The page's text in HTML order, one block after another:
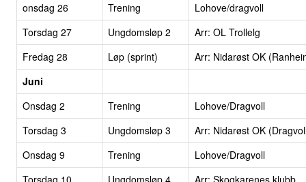
onsdag 26
Trening
Lohove/dragvoll
Torsdag 27
Ungdomsløp 2
Arr: OL Trollelg
Fredag 28
Løp (sprint)
Arr: Nidarøst OK
Juni
Onsdag 2
Trening
Lohove/Dragvoll
Torsdag 3
Ungdomsløp 3
Arr: Nidarøst OK
Onsdag 9
Trening
Lohove/Dragvoll